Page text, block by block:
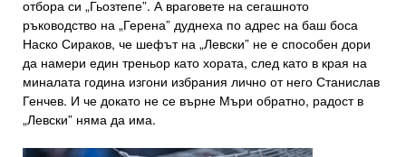
отбора си „Гьозтепе”. А враговете на сегашното
ръководство на „Герена” дуднеха по адрес на баш боса
Наско Сираков, че шефът на „Левски” не е способен дори
да намери един треньор като хората, след като в края на
миналата година изгони избрания лично от него Станислав
Генчев. И че докато не се върне Мъри обратно, радост в
„Левски” няма да има.